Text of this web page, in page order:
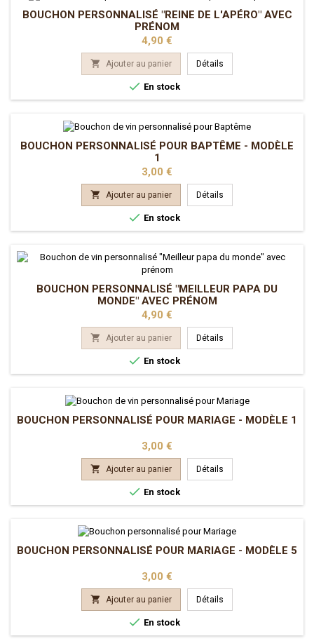
BOUCHON PERSONNALISÉ "REINE DE L'APÉRO" AVEC
PRÉNOM
Prix
4,90 €
 Ajouter au panier Détails
 En stock
BOUCHON PERSONNALISÉ POUR BAPTÊME - MODÈLE
1
Prix
3,00 €
 Ajouter au panier Détails
 En stock
BOUCHON PERSONNALISÉ "MEILLEUR PAPA DU
MONDE" AVEC PRÉNOM
Prix
4,90 €
 Ajouter au panier Détails
 En stock
BOUCHON PERSONNALISÉ POUR MARIAGE - MODÈLE 1
Prix
3,00 €
 Ajouter au panier Détails
 En stock
BOUCHON PERSONNALISÉ POUR MARIAGE - MODÈLE 5
Prix
3,00 €
 Ajouter au panier Détails
 En stock